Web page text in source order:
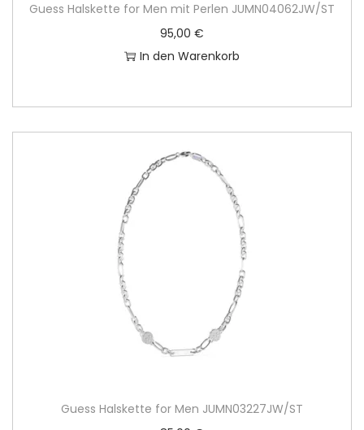
Guess Halskette for Men mit Perlen JUMN04062JW/ST
95,00 €
In den Warenkorb
Guess Halskette for Men JUMN03227JW/ST